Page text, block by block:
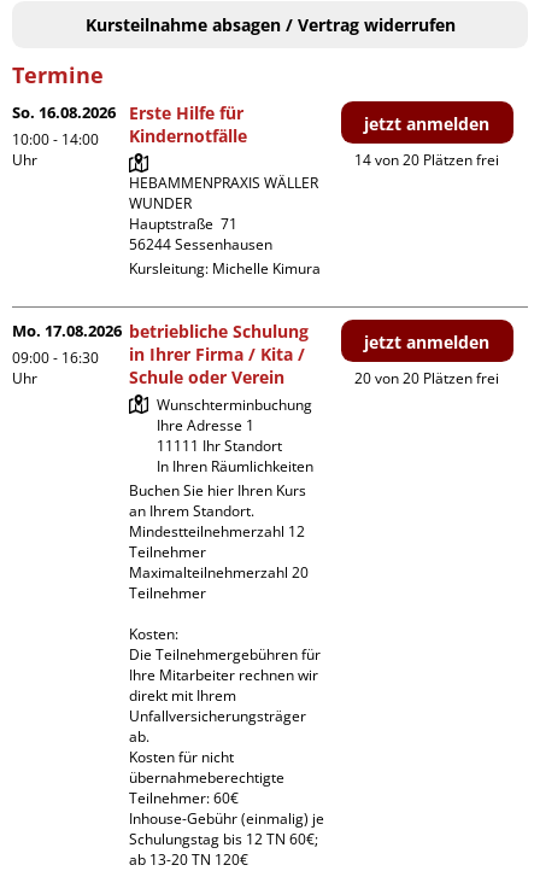
Kursteilnahme absagen / Vertrag widerrufen
Termine
So. 16.08.2026
10:00 - 14:00
Uhr
Erste Hilfe für
Kindernotfälle
HEBAMMENPRAXIS WÄLLER
WUNDER
Hauptstraße  71
Kursleitung: Michelle Kimura
jetzt anmelden
14 von 20 Plätzen frei
Mo. 17.08.2026
09:00 - 16:30
Uhr
betriebliche Schulung
in Ihrer Firma / Kita /
Schule oder Verein
Wunschterminbuchung
Ihre Adresse 1
11111 Ihr Standort
In Ihren Räumlichkeiten
Buchen Sie hier Ihren Kurs
an Ihrem Standort.
Mindestteilnehmerzahl 12
Teilnehmer
Maximalteilnehmerzahl 20
Teilnehmer
Kosten:
Die Teilnehmergebühren für
Ihre Mitarbeiter rechnen wir
direkt mit Ihrem
Unfallversicherungsträger
ab.
Kosten für nicht
übernahmeberechtigte
Teilnehmer: 60€
Inhouse-Gebühr (einmalig) je
Schulungstag bis 12 TN 60€;
ab 13-20 TN 120€
jetzt anmelden
20 von 20 Plätzen frei